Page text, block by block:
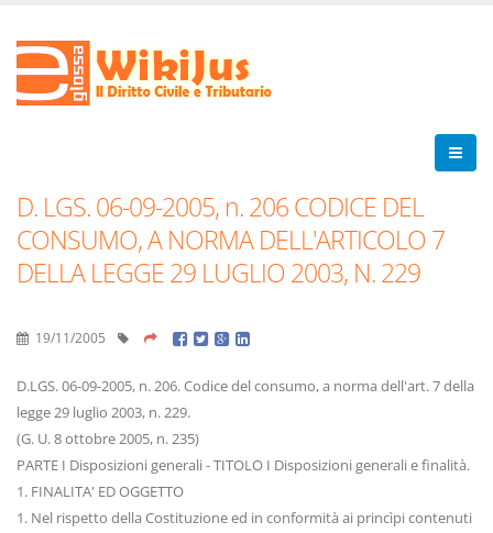
D. LGS. 06-09-2005, n. 206 CODICE DEL
CONSUMO, A NORMA DELL'ARTICOLO 7
DELLA LEGGE 29 LUGLIO 2003, N. 229
19/11/2005
D.LGS. 06-09-2005, n. 206. Codice del consumo, a norma dell'art. 7 della
legge 29 luglio 2003, n. 229.
(G. U. 8 ottobre 2005, n. 235)
PARTE I Disposizioni generali - TITOLO I Disposizioni generali e finalità.
1. FINALITA' ED OGGETTO
1. Nel rispetto della Costituzione ed in conformità ai princìpi contenuti